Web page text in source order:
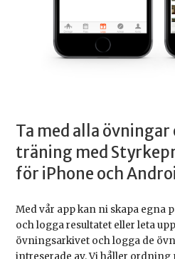
Ta med alla övningar
träning med
för iPhone och
Med vår app kan ni skapa egna
och logga resultatet eller leta
övningsarkivet och logga de